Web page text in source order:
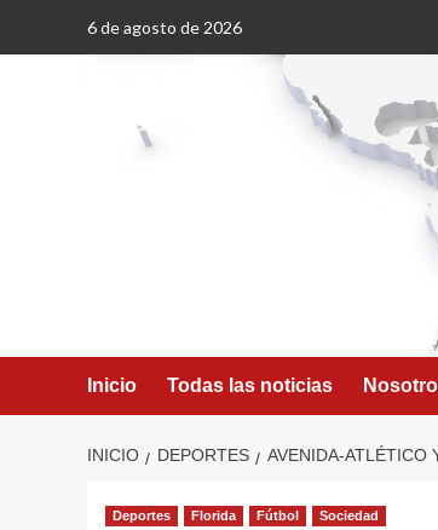
6 de agosto de 2026
Inicio Todas las noticias
INICIO DEPORTES AVENIDA-ATLÉTICO
Deportes Florida Fútbol Sociedad